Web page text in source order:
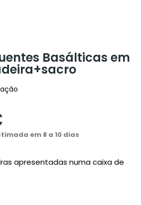
Basálticas em
em 8 a 10 dias
apresentadas numa caixa de